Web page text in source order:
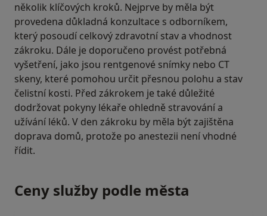
několik klíčových kroků. Nejprve by měla být
provedena důkladná konzultace s odborníkem,
který posoudí celkový zdravotní stav a vhodnost
zákroku. Dále je doporučeno provést potřebná
vyšetření, jako jsou rentgenové snímky nebo CT
skeny, které pomohou určit přesnou polohu a stav
čelistní kosti. Před zákrokem je také důležité
dodržovat pokyny lékaře ohledně stravování a
užívání léků. V den zákroku by měla být zajištěna
doprava domů, protože po anestezii není vhodné
řídit.
Ceny služby podle města